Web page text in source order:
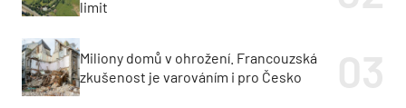
limit
Miliony domů v ohrožení. Francouzská
zkušenost je varováním i pro Česko